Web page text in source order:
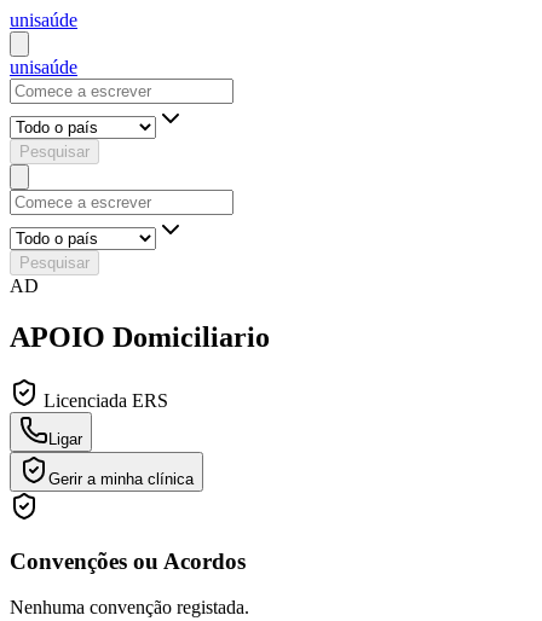
unisaúde
unisaúde
Pesquisar
Pesquisar
AD
APOIO Domiciliario
Licenciada ERS
Ligar
Gerir a minha clínica
Convenções ou Acordos
Nenhuma convenção registada.